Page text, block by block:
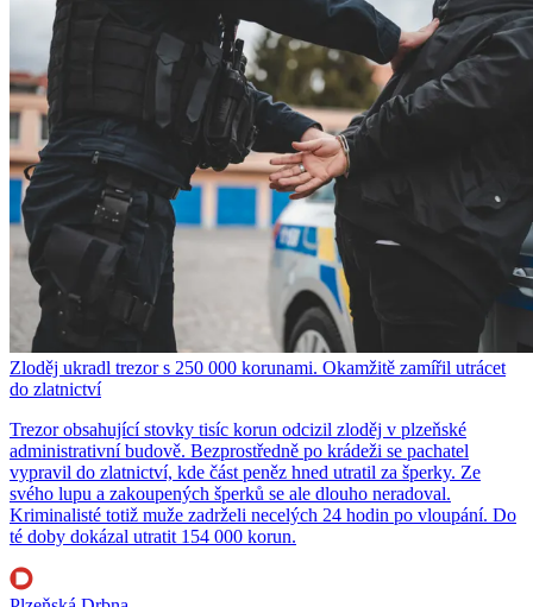
Zloděj ukradl trezor s 250 000 korunami. Okamžitě zamířil utrácet
do zlatnictví
Trezor obsahující stovky tisíc korun odcizil zloděj v plzeňské
administrativní budově. Bezprostředně po krádeži se pachatel
vypravil do zlatnictví, kde část peněz hned utratil za šperky. Ze
svého lupu a zakoupených šperků se ale dlouho neradoval.
Kriminalisté totiž muže zadrželi necelých 24 hodin po vloupání. Do
té doby dokázal utratit 154 000 korun.